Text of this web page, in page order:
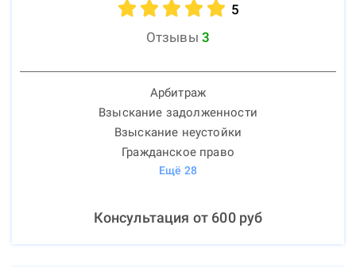
5
Отзывы 3
Арбитраж
Взыскание задолженности
Взыскание неустойки
Гражданское право
Ещё 28
Консультация от 600руб